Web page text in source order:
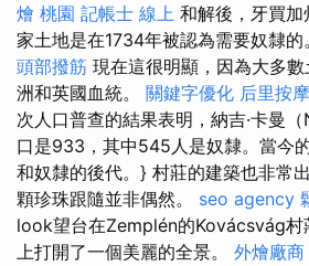
燴 桃園 記帳士 線上 和解後，牙買加
家土地是在1734年被認為需要奴隸的
頭部撥筋 現在這很明顯，因為大多
洲和英國血統。 關鍵字優化 后里按
次人口普查的結果表明，納吉·卡曼
口是933，其中545人是奴隸。當今
和奴隸的後代。} 村莊的建築也非常
顆珍珠跟隨並非偶然。 seo agency
look望台在Zemplén的Kovácsvág村
上打開了一個美麗的全景。 外燴廠商